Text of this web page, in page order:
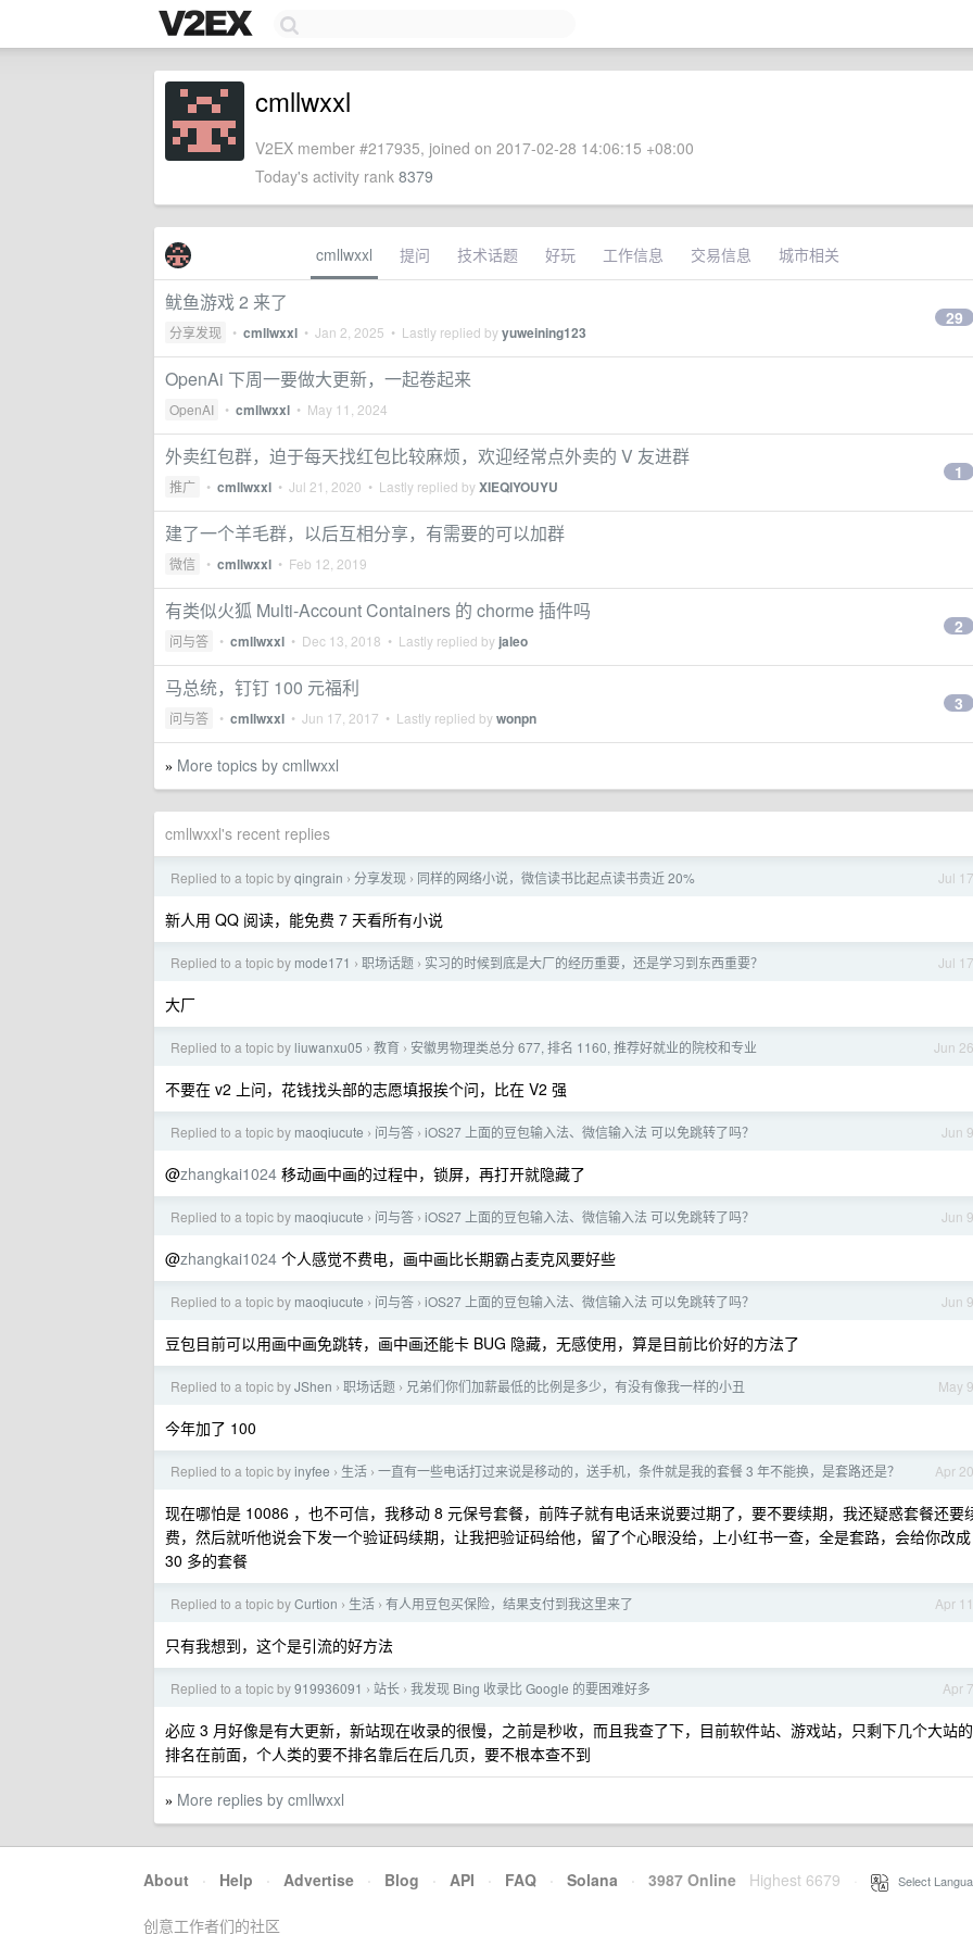
cmllwxxl
V2EX member #217935, joined on 2017-02-28 14:06:15 +08:00
Today's activity rank 8379
cmllwxxl 提问 技术话题 好玩 工作信息 交易信息 城市相关
鱿鱼游戏 2 来了
分享发现 • cmllwxxl • Jan 2, 2025 • Lastly replied byyuweining123
29
OpenAi 下周一要做大更新，一起卷起来
OpenAI • cmllwxxl • May 11, 2024
外卖红包群，迫于每天找红包比较麻烦，欢迎经常点外卖的 V 友进群
推广 • cmllwxxl • Jul 21, 2020 • Lastly replied byXIEQIYOUYU
1
建了一个羊毛群，以后互相分享，有需要的可以加群
微信 • cmllwxxl • Feb 12, 2019
有类似火狐 Multi-Account Containers 的 chorme 插件吗
问与答 • cmllwxxl • Dec 13, 2018 • Lastly replied by jaleo
2
马总统，钉钉 100 元福利
问与答 • cmllwxxl • Jun 17, 2017 • Lastly replied bywonpn
3
» More topics by cmllwxxl
cmllwxxl's recent replies
Jul 17
Replied to a topic byqingrain › 分享发现 › 同样的网络小说，微信读书比起点读书贵近 20%
新人用 QQ 阅读，能免费 7 天看所有小说
Jul 17
Replied to a topic by mode171 › 职场话题 › 实习的时候到底是大厂的经历重要，还是学习到东西重要？
大厂
Jun 26
Replied to a topic by liuwanxu05 › 教育 › 安徽男物理类总分 677, 排名 1160, 推荐好就业的院校和专业
不要在 v2 上问，花钱找头部的志愿填报挨个问，比在 V2 强
Jun 9
Replied to a topic by maoqiucute › 问与答 › iOS27 上面的豆包输入法、微信输入法 可以免跳转了吗？
@zhangkai1024 移动画中画的过程中，锁屏，再打开就隐藏了
Jun 9
Replied to a topic by maoqiucute › 问与答 › iOS27 上面的豆包输入法、微信输入法 可以免跳转了吗？
@zhangkai1024 个人感觉不费电，画中画比长期霸占麦克风要好些
Jun 9
Replied to a topic by maoqiucute › 问与答 › iOS27 上面的豆包输入法、微信输入法 可以免跳转了吗？
豆包目前可以用画中画免跳转，画中画还能卡 BUG 隐藏，无感使用，算是目前比价好的方法了
May 9
Replied to a topic byJShen › 职场话题 › 兄弟们你们加薪最低的比例是多少，有没有像我一样的小丑
今年加了 100
Apr 20
Replied to a topic byinyfee › 生活 › 一直有一些电话打过来说是移动的，送手机，条件就是我的套餐 3 年不能换，是套路还是？
现在哪怕是 10086 ，也不可信，我移动 8 元保号套餐，前阵子就有电话来说要过期了，要不要续期，我还疑惑套餐还要
费，然后就听他说会下发一个验证码续期，让我把验证码给他，留了个心眼没给，上小红书一查，全是套路，会给你改成
30 多的套餐
Apr 11
Replied to a topic byCurtion › 生活 › 有人用豆包买保险，结果支付到我这里来了
只有我想到，这个是引流的好方法
Apr 7
Replied to a topic by919936091 › 站长 › 我发现 Bing 收录比 Google 的要困难好多
必应 3 月好像是有大更新，新站现在收录的很慢，之前是秒收，而且我查了下，目前软件站、游戏站，只剩下几个大站的
排名在前面，个人类的要不排名靠后在后几页，要不根本查不到
» More replies by cmllwxxl
About · Help · Advertise · Blog · API · FAQ · Solana · 3987 Online Highest 6679 Select
创意工作者们的社区